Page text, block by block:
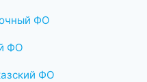
ФО
ФО
ФО